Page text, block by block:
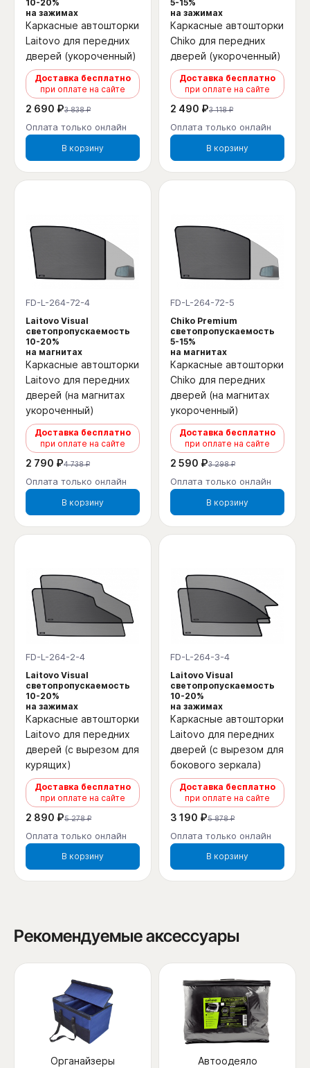
10-20%
на зажимах
Каркасные автошторки
Laitovo для передних
дверей (укороченный)
Доставка бесплатно
при оплате на сайте
2 690 ₽3 838 ₽
Оплата только онлайн
В корзину
5-15%
на зажимах
Каркасные автошторки
Chiko для передних
дверей (укороченный)
Доставка бесплатно
при оплате на сайте
2 490 ₽3 118 ₽
Оплата только онлайн
В корзину
FD-L-264-72-4
Laitovo Visual
светопропускаемость
10-20%
на магнитах
Каркасные автошторки
Laitovo для передних
дверей (на магнитах
укороченный)
Доставка бесплатно
при оплате на сайте
2 790 ₽4 738 ₽
Оплата только онлайн
В корзину
FD-L-264-72-5
Chiko Premium
светопропускаемость
5-15%
на магнитах
Каркасные автошторки
Chiko для передних
дверей (на магнитах
укороченный)
Доставка бесплатно
при оплате на сайте
2 590 ₽3 298 ₽
Оплата только онлайн
В корзину
FD-L-264-2-4
Laitovo Visual
светопропускаемость
10-20%
на зажимах
Каркасные автошторки
Laitovo для передних
дверей (с вырезом для
курящих)
Доставка бесплатно
при оплате на сайте
2 890 ₽5 278 ₽
Оплата только онлайн
В корзину
FD-L-264-3-4
Laitovo Visual
светопропускаемость
10-20%
на зажимах
Каркасные автошторки
Laitovo для передних
дверей (с вырезом для
бокового зеркала)
Доставка бесплатно
при оплате на сайте
3 190 ₽5 878 ₽
Оплата только онлайн
В корзину
Рекомендуемые аксессуары
Органайзеры Автоодеяло